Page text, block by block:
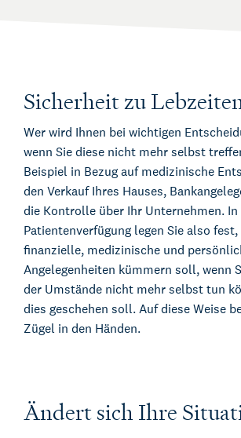
Sicherheit zu
Wer wird Ihnen bei wichtigen
wenn Sie diese nicht mehr selbst
Beispiel in Bezug auf medizinische
den Verkauf Ihres Hauses,
die Kontrolle über Ihr Unternehmen. In
Patientenverfügung legen Sie also
finanzielle, medizinische und
Angelegenheiten kümmern soll, wenn
der Umstände nicht mehr selbst tun
dies geschehen soll. Auf diese Weise
Zügel in den Händen.
Ändert sich Ihre